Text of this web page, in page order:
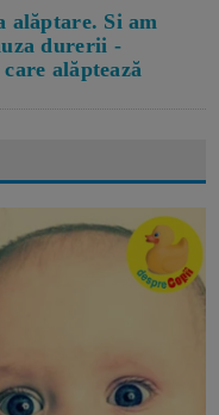
alăptare. Si am
durerii -
alăptează